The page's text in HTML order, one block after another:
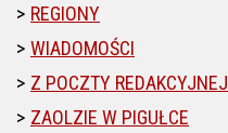
REGIONY
WIADOMOŚCI
Z POCZTY REDAKCYJNEJ
ZAOLZIE W PIGUŁCE